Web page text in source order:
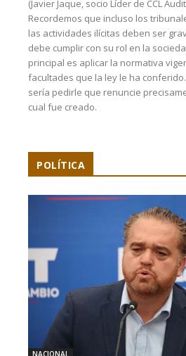
(Javier Jaque, socio Líder de CCL
Recordemos que incluso los
las actividades ilícitas deben ser
debe cumplir con su rol en la
principal es aplicar la normativa
facultades que la ley le ha
sería pedirle que renuncie
cual fue creado.
POLÍTICA
NACIONAL